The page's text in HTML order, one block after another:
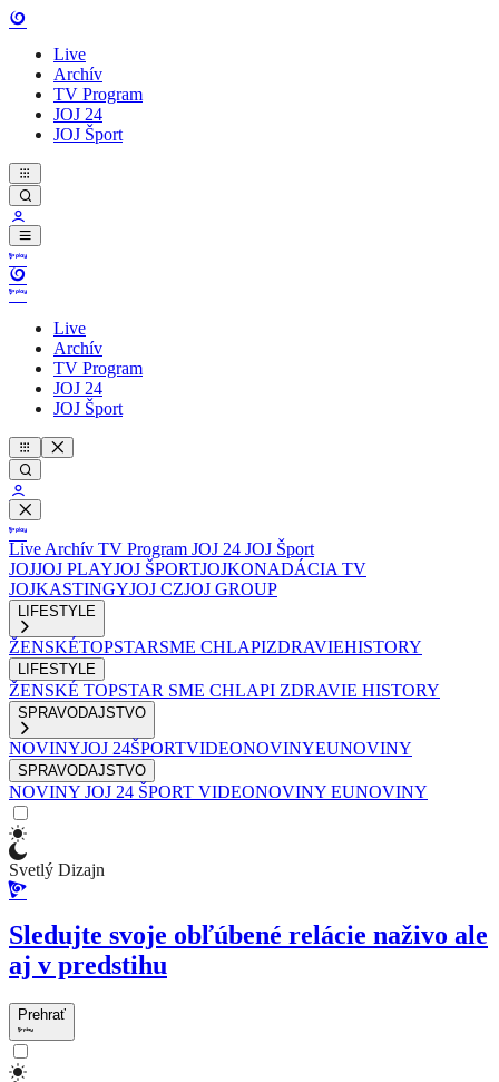
Live
Archív
TV Program
JOJ 24
JOJ Šport
Live
Archív
TV Program
JOJ 24
JOJ Šport
Live Archív TV Program JOJ 24 JOJ Šport
JOJJOJ PLAYJOJ ŠPORTJOJKONADÁCIA TV
JOJKASTINGYJOJ CZJOJ GROUP
LIFESTYLE
ŽENSKÉTOPSTARSME CHLAPIZDRAVIEHISTORY
LIFESTYLE
ŽENSKÉ TOPSTAR SME CHLAPI ZDRAVIE HISTORY
SPRAVODAJSTVO
NOVINYJOJ 24ŠPORTVIDEONOVINYEUNOVINY
SPRAVODAJSTVO
NOVINY JOJ 24 ŠPORT VIDEONOVINY EUNOVINY
Svetlý Dizajn
Sledujte svoje obľúbené relácie naživo ale
aj v predstihu
Prehrať